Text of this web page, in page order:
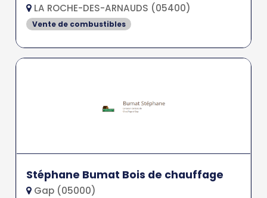
LA ROCHE-DES-ARNAUDS (05400)
Vente de combustibles
Stéphane Bumat Bois de chauffage
Gap (05000)